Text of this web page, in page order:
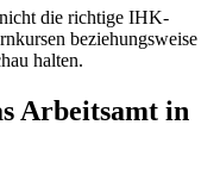
die richtige IHK-
beziehungsweise
halten.
Arbeitsamt in